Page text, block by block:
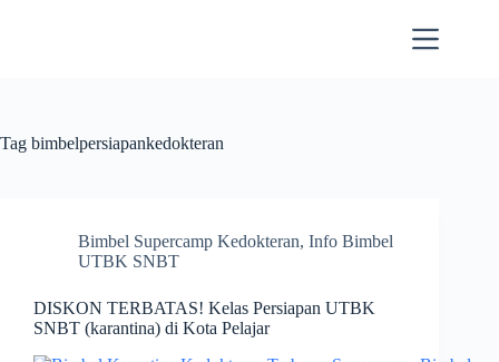
Tag bimbelpersiapankedokteran
Bimbel Supercamp Kedokteran, Info Bimbel
UTBK SNBT
DISKON TERBATAS! Kelas Persiapan UTBK
SNBT (karantina) di Kota Pelajar